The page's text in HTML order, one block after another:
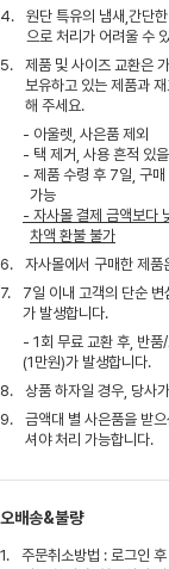
4.
원단 특유의 냄새,간단
으로 처리가 어려울 수
5.
제품 및 사이즈 교환은
보유하고 있는 제품과
해 주세요.
- 아울렛, 사은품 제외
- 택 제거, 사용 흔적 있
- 제품 수령 후 7일, 구매
가능
- 자사몰 결제 금액보다
차액 환불 불가
6.
자사몰에서 구매한 제품
7.
7일 이내 고객의 단순
가 발생합니다.
- 1회 무료 교환 후, 반품/
(1만원)가 발생합니다.
8.
상품 하자일 경우, 당사
9.
금액대 별 사은품을 받
셔야 처리 가능합니다.
오배송&불량
1.
주문취소방법 : 로그인